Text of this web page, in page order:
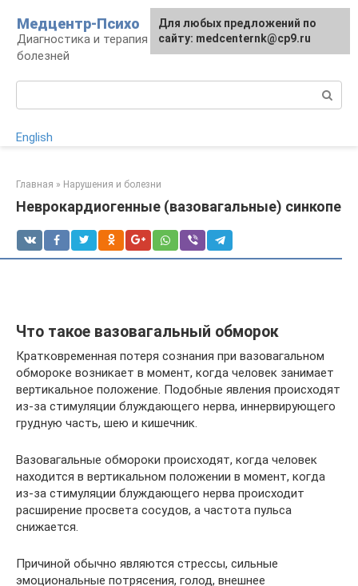
контенту
Медцентр-Психо
Диагностика и терапия психоневрологических
болезней
English
Главная » Нарушения и болезни
Неврокардиогенные (вазовагальные) синкопе
Что такое вазовагальный обморок
Кратковременная потеря сознания при вазовагальном
обмороке возникает в момент, когда человек занимает
вертикальное положение. Подобные явления происходят
из-за стимуляции блуждающего нерва, иннервирующего
грудную часть, шею и кишечник.
Вазовагальные обмороки происходят, когда человек
находится в вертикальном положении в момент, когда
из-за стимуляции блуждающего нерва происходит
расширение просвета сосудов, а частота пульса
снижается.
Причиной обычно являются стрессы, сильные
эмоциональные потрясения, голод, внешнее
Для любых предложений по
сайту: medcenternk@cp9.ru